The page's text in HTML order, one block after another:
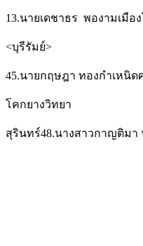
13.นายเดชาธร พองามเมื
<บุรีรัมย์>
45.นายกฤษฎา ทองกำเหนิ
โคกยางวิทยา
สุรินทร์48.นางสาวกาญติม